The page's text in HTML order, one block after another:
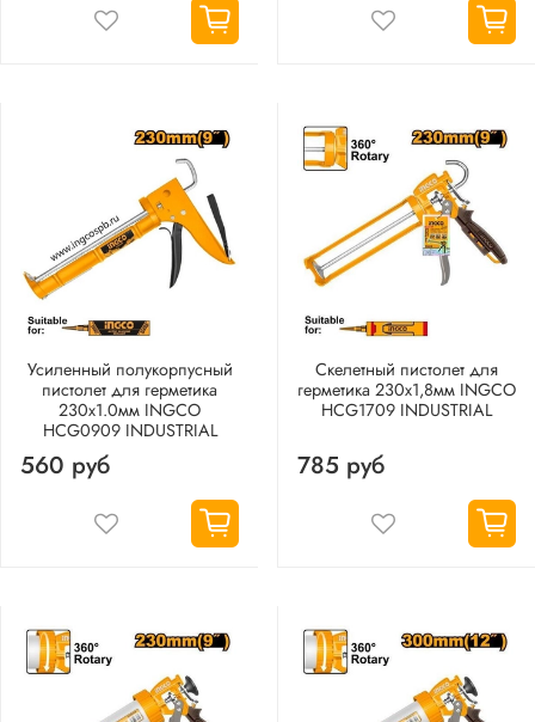
Усиленный полукорпусный
пистолет для герметика
230х1.0мм INGCO
HCG0909 INDUSTRIAL
560 руб
Скелетный пистолет для
герметика 230х1,8мм INGCO
HCG1709 INDUSTRIAL
785 руб